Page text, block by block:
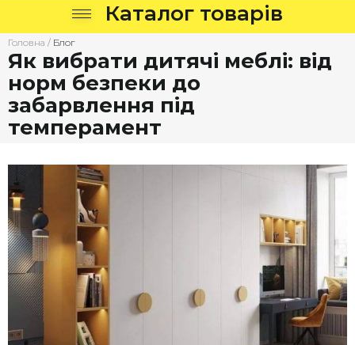
Каталог товарів
Головна / Блог
Як вибрати дитячі меблі: від
норм безпеки до
забарвлення під
темперамент